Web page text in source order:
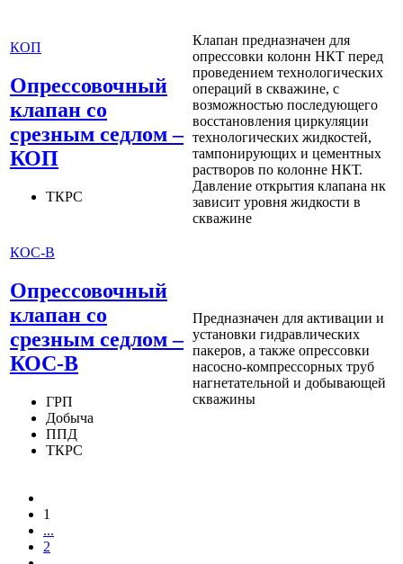
КОП
Опрессовочный
клапан со
срезным седлом –
КОП
ТКРС
Клапан предназначен для
опрессовки колонн НКТ перед
проведением технологических
операций в скважине, с
возможностью последующего
восстановления циркуляции
технологических жидкостей,
тампонирующих и цементных
растворов по колонне НКТ.
Давление открытия клапана нк
зависит уровня жидкости в
скважине
КОС-В
Опрессовочный
клапан со
срезным седлом –
КОС-В
ГРП
Добыча
ППД
ТКРС
Предназначен для активации и
установки гидравлических
пакеров, а также опрессовки
насосно-компрессорных труб
нагнетательной и добывающей
скважины
1
...
2